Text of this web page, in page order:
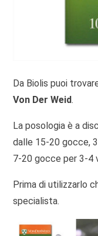
Da Biolis puoi
Von Der Weid.
La posologia è a
dalle 15-20 gocce,
7-20 gocce per 3-4
Prima di utilizzarlo
specialista.